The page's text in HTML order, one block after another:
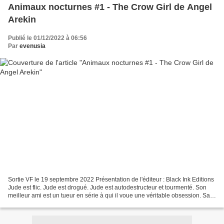
Animaux nocturnes #1 - The Crow Girl de Angel
Arekin
Publié le 01/12/2022 à 06:56
Par evenusia
Sortie VF le 19 septembre 2022 Présentation de l'éditeur : Black Ink Editions
Jude est flic. Jude est drogué. Jude est autodestructeur et tourmenté. Son
meilleur ami est un tueur en série à qui il voue une véritable obsession. Sa